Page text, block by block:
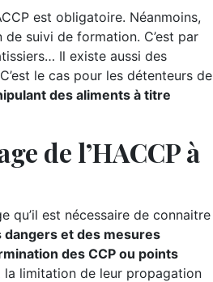
est obligatoire. Néanmoins,
suivi de formation. C’est par
Il existe aussi des
le cas pour les détenteurs de
des aliments à titre
de l’HACCP à
qu’il est nécessaire de connaitre
dangers et des mesures
des CCP ou points
la limitation de leur propagation